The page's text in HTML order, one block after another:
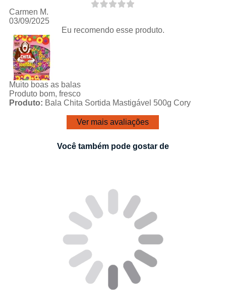
Carmen M.
03/09/2025
Eu recomendo esse produto.
Muito boas as balas
Produto bom, fresco
Produto: Bala Chita Sortida Mastigável 500g Cory
Ver mais avaliações
Você também pode gostar de